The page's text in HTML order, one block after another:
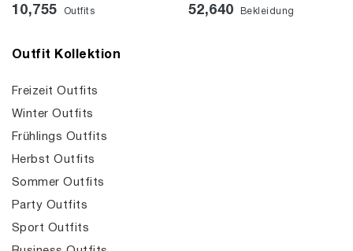
10,755 Outfits 52,640 Bekleidung
Outfit Kollektion
Freizeit Outfits
Winter Outfits
Frühlings Outfits
Herbst Outfits
Sommer Outfits
Party Outfits
Sport Outfits